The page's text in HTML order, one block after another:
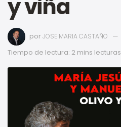
y viña
porJOSE MARIA CASTAÑO
Tiempo de lectura: 2 mins lecturas